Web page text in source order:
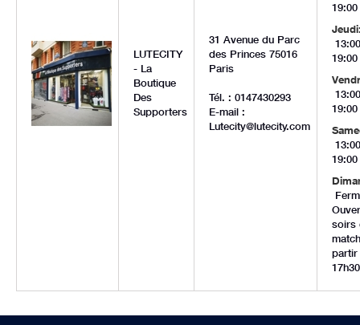
LUTECITY
- La
Boutique
Des
Supporters
31 Avenue du Parc
des Princes 75016
Paris
Tél. : 0147430293
E-mail :
Lutecity@lutecity.com
19:00
19:00
19:00
19:00
soirs
partir
17h30